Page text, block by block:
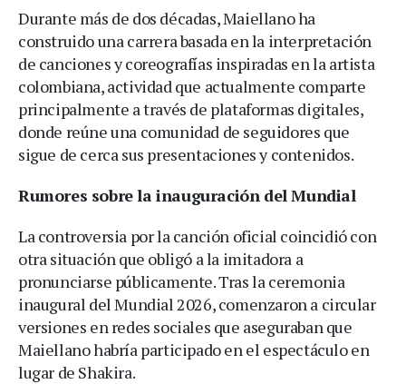
Durante más de dos décadas, Maiellano ha
construido una carrera basada en la interpretación
de canciones y coreografías inspiradas en la artista
colombiana, actividad que actualmente comparte
principalmente a través de plataformas digitales,
donde reúne una comunidad de seguidores que
sigue de cerca sus presentaciones y contenidos.
Rumores sobre la inauguración del Mundial
La controversia por la canción oficial coincidió con
otra situación que obligó a la imitadora a
pronunciarse públicamente. Tras la ceremonia
inaugural del Mundial 2026, comenzaron a circular
versiones en redes sociales que aseguraban que
Maiellano habría participado en el espectáculo en
lugar de Shakira.